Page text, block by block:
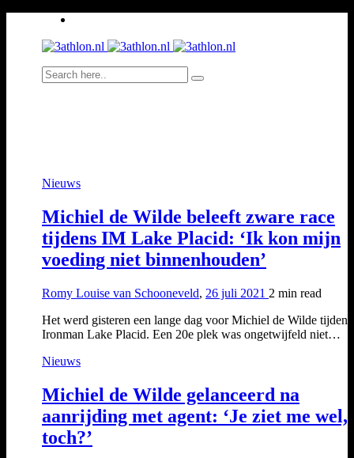
Nieuws
Michiel de Wilde beleeft zware race
tijdens IM Lake Placid: ‘Ik kon mijn
voeding niet binnenhouden’
Romy Louise van Schooneveld, 26 juli 2021 2 min read
Het werd gisteren een lange dag voor Michiel de Wilde tijdens
Ironman Lake Placid. Een 20e plek was ongetwijfeld niet…
Nieuws
Michiel de Wilde gelanceerd na
aanrijding met agent: ‘Je ziet me wel,
toch?’